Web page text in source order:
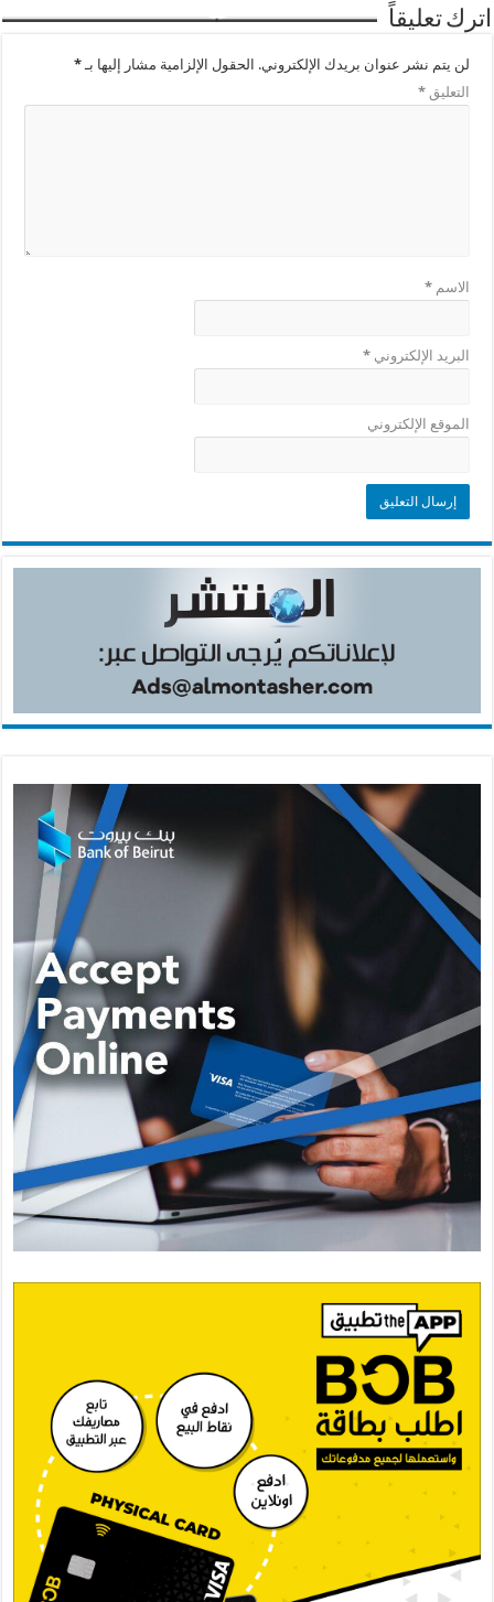
اترك تعليقاً
لن يتم نشر عنوان بريدك الإلكتروني. الحقول الإلزامية مشار إليها بـ*
التعليق*
الاسم*
البريد الإلكتروني*
الموقع الإلكتروني